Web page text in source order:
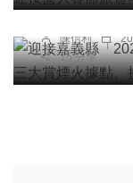
陳信利
15 分享